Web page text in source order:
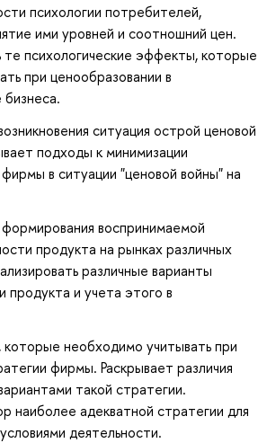
психологии потребителей,
ими уровней и соотношний цен.
психологические эффекты, которые
при ценообразовании в
ситуация острой ценовой
подходы к минимизации
в ситуации "ценовой войны" на
воспринимаемой
продукта на рынках различных
различные варианты
продукта и учета этого в
необходимо учитывать при
фирмы. Раскрывает различия
такой стратегии.
наиболее адекватной стратегии для
деятельности.